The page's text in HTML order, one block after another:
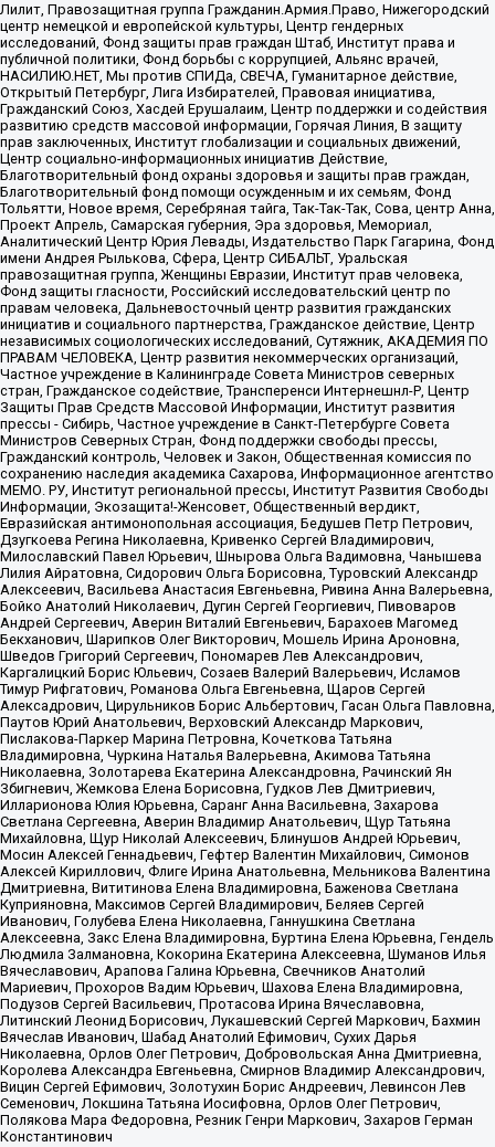
Лилит, Правозащитная группа Гражданин.Армия.Право, Нижегородский
центр немецкой и европейской культуры, Центр гендерных
исследований, Фонд защиты прав граждан Штаб, Институт права и
публичной политики, Фонд борьбы с коррупцией, Альянс врачей,
НАСИЛИЮ.НЕТ, Мы против СПИДа, СВЕЧА, Гуманитарное действие,
Открытый Петербург, Лига Избирателей, Правовая инициатива,
Гражданский Союз, Хасдей Ерушалаим, Центр поддержки и содействия
развитию средств массовой информации, Горячая Линия, В защиту
прав заключенных, Институт глобализации и социальных движений,
Центр социально-информационных инициатив Действие,
Благотворительный фонд охраны здоровья и защиты прав граждан,
Благотворительный фонд помощи осужденным и их семьям, Фонд
Тольятти, Новое время, Серебряная тайга, Так-Так-Так, Сова, центр Анна,
Проект Апрель, Самарская губерния, Эра здоровья, Мемориал,
Аналитический Центр Юрия Левады, Издательство Парк Гагарина, Фонд
имени Андрея Рылькова, Сфера, Центр СИБАЛЬТ, Уральская
правозащитная группа, Женщины Евразии, Институт прав человека,
Фонд защиты гласности, Российский исследовательский центр по
правам человека, Дальневосточный центр развития гражданских
инициатив и социального партнерства, Гражданское действие, Центр
независимых социологических исследований, Сутяжник, АКАДЕМИЯ ПО
ПРАВАМ ЧЕЛОВЕКА, Центр развития некоммерческих организаций,
Частное учреждение в Калининграде Совета Министров северных
стран, Гражданское содействие, Трансперенси Интернешнл-Р, Центр
Защиты Прав Средств Массовой Информации, Институт развития
прессы - Сибирь, Частное учреждение в Санкт-Петербурге Совета
Министров Северных Стран, Фонд поддержки свободы прессы,
Гражданский контроль, Человек и Закон, Общественная комиссия по
сохранению наследия академика Сахарова, Информационное агентство
МЕМО. РУ, Институт региональной прессы, Институт Развития Свободы
Информации, Экозащита!-Женсовет, Общественный вердикт,
Евразийская антимонопольная ассоциация, Бедушев Петр Петрович,
Дзугкоева Регина Николаевна, Кривенко Сергей Владимирович,
Милославский Павел Юрьевич, Шнырова Ольга Вадимовна, Чанышева
Лилия Айратовна, Сидорович Ольга Борисовна, Туровский Александр
Алексеевич, Васильева Анастасия Евгеньевна, Ривина Анна Валерьевна,
Бойко Анатолий Николаевич, Дугин Сергей Георгиевич, Пивоваров
Андрей Сергеевич, Аверин Виталий Евгеньевич, Барахоев Магомед
Бекханович, Шарипков Олег Викторович, Мошель Ирина Ароновна,
Шведов Григорий Сергеевич, Пономарев Лев Александрович,
Каргалицкий Борис Юльевич, Созаев Валерий Валерьевич, Исламов
Тимур Рифгатович, Романова Ольга Евгеньевна, Щаров Сергей
Алексадрович, Цирульников Борис Альбертович, Гасан Ольга Павловна,
Паутов Юрий Анатольевич, Верховский Александр Маркович,
Пислакова-Паркер Марина Петровна, Кочеткова Татьяна
Владимировна, Чуркина Наталья Валерьевна, Акимова Татьяна
Николаевна, Золотарева Екатерина Александровна, Рачинский Ян
Збигневич, Жемкова Елена Борисовна, Гудков Лев Дмитриевич,
Илларионова Юлия Юрьевна, Саранг Анна Васильевна, Захарова
Светлана Сергеевна, Аверин Владимир Анатольевич, Щур Татьяна
Михайловна, Щур Николай Алексеевич, Блинушов Андрей Юрьевич,
Мосин Алексей Геннадьевич, Гефтер Валентин Михайлович, Симонов
Алексей Кириллович, Флиге Ирина Анатольевна, Мельникова Валентина
Дмитриевна, Вититинова Елена Владимировна, Баженова Светлана
Куприяновна, Максимов Сергей Владимирович, Беляев Сергей
Иванович, Голубева Елена Николаевна, Ганнушкина Светлана
Алексеевна, Закс Елена Владимировна, Буртина Елена Юрьевна, Гендель
Людмила Залмановна, Кокорина Екатерина Алексеевна, Шуманов Илья
Вячеславович, Арапова Галина Юрьевна, Свечников Анатолий
Мариевич, Прохоров Вадим Юрьевич, Шахова Елена Владимировна,
Подузов Сергей Васильевич, Протасова Ирина Вячеславовна,
Литинский Леонид Борисович, Лукашевский Сергей Маркович, Бахмин
Вячеслав Иванович, Шабад Анатолий Ефимович, Сухих Дарья
Николаевна, Орлов Олег Петрович, Добровольская Анна Дмитриевна,
Королева Александра Евгеньевна, Смирнов Владимир Александрович,
Вицин Сергей Ефимович, Золотухин Борис Андреевич, Левинсон Лев
Семенович, Локшина Татьяна Иосифовна, Орлов Олег Петрович,
Полякова Мара Федоровна, Резник Генри Маркович, Захаров Герман
Константинович